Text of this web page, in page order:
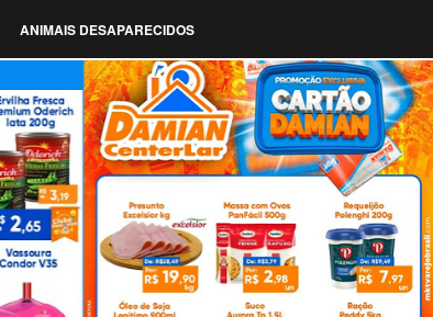
ANIMAIS DESAPARECIDOS